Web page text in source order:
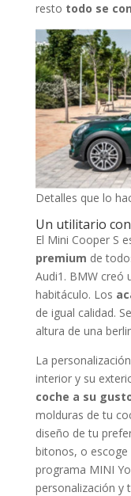
resto todo se
Detalles que lo
Un utilitario
El Mini Cooper S
premium de
Audi1. BMW creó
habitáculo. Los
de igual calidad.
altura de una
La
interior y su
coche a su
molduras de tu
diseño de tu
bitonos, o escoge
programa MINI
personalización y